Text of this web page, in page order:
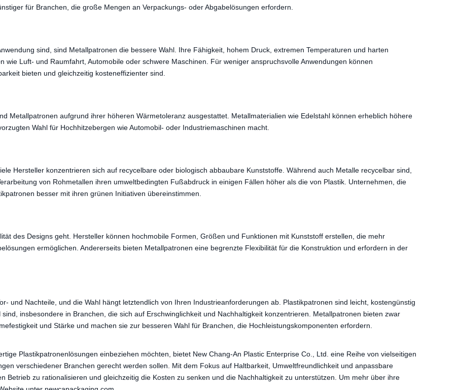
für Branchen, die große Mengen an Verpackungs- oder Abgabelösungen erfordern.
sind, sind Metallpatronen die bessere Wahl. Ihre Fähigkeit, hohem Druck, extremen Temperaturen und harten
wie Luft- und Raumfahrt, Automobile oder schwere Maschinen. Für weniger anspruchsvolle Anwendungen können
bieten und gleichzeitig kosteneffizienter sind.
Metallpatronen aufgrund ihrer höheren Wärmetoleranz ausgestattet. Metallmaterialien wie Edelstahl können erheblich höhere
Wahl für Hochhitzebergen wie Automobil- oder Industriemaschinen macht.
Hersteller konzentrieren sich auf recycelbare oder biologisch abbaubare Kunststoffe. Während auch Metalle recycelbar sind,
von Rohmetallen ihren umweltbedingten Fußabdruck in einigen Fällen höher als die von Plastik. Unternehmen, die
besser mit ihren grünen Initiativen übereinstimmen.
des Designs geht. Hersteller können hochmobile Formen, Größen und Funktionen mit Kunststoff erstellen, die mehr
ermöglichen. Andererseits bieten Metallpatronen eine begrenzte Flexibilität für die Konstruktion und erfordern in der
und Nachteile, und die Wahl hängt letztendlich von Ihren Industrieanforderungen ab. Plastikpatronen sind leicht, kostengünstig
insbesondere in Branchen, die sich auf Erschwinglichkeit und Nachhaltigkeit konzentrieren. Metallpatronen bieten zwar
und Stärke und machen sie zur besseren Wahl für Branchen, die Hochleistungskomponenten erfordern.
Plastikpatronenlösungen einbeziehen möchten, bietet New Chang-An Plastic Enterprise Co., Ltd. eine Reihe von vielseitigen
verschiedener Branchen gerecht werden sollen. Mit dem Fokus auf Haltbarkeit, Umweltfreundlichkeit und anpassbare
Betrieb zu rationalisieren und gleichzeitig die Kosten zu senken und die Nachhaltigkeit zu unterstützen. Um mehr über ihre